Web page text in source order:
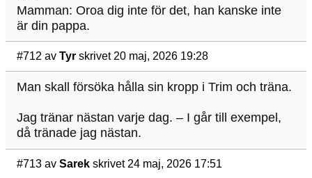
Mamman: Oroa dig inte för det, han kanske inte
är din pappa.
#712 av Tyr skrivet 20 maj, 2026 19:28
Man skall försöka hålla sin kropp i Trim och träna.
Jag tränar nästan varje dag. – I går till exempel,
då tränade jag nästan.
#713 av Sarek skrivet 24 maj, 2026 17:51